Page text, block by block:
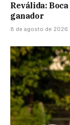
Reválida:
ganador
8 de agosto de 2026